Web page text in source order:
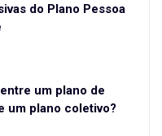
do Plano Pessoa
um plano de
um plano coletivo?